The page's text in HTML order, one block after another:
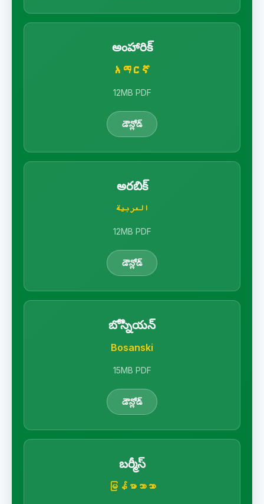
అంహారిక్
አማርኛ
12MB PDF
డౌన్లోడ్
అరబిక్
العربية
12MB PDF
డౌన్లోడ్
బోస్నియన్
Bosanski
15MB PDF
డౌన్లోడ్
బర్మీస్
မြန်မာဘာသာ